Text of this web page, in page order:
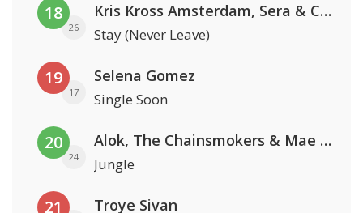
18
26
Kris Kross Amsterdam, Sera & Conor Maynard
Stay (Never Leave)
19
17
Selena Gomez
Single Soon
20
24
Alok, The Chainsmokers & Mae Stephens
Jungle
21 Troye Sivan